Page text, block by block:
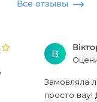
Все отзывы
В
Замовляла
просто вау!